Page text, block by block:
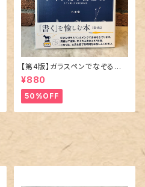
【第4版】ガラスペンでなぞる本
「 ツキアカリ商店街 そこは夜に
¥880
50%OFF